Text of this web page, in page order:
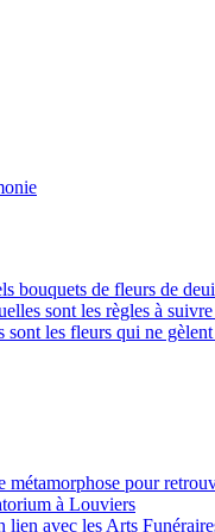
bouquets de fleurs de
sont les règles à
les fleurs qui ne gèlent
métamorphose pour
à Louviers
lien avec les Arts